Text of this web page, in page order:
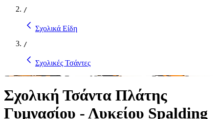
/
Σχολικά Είδη
/
Σχολικές Τσάντες
Σχολική Τσάντα Πλάτης
Γυμνασίου - Λυκείου Spalding